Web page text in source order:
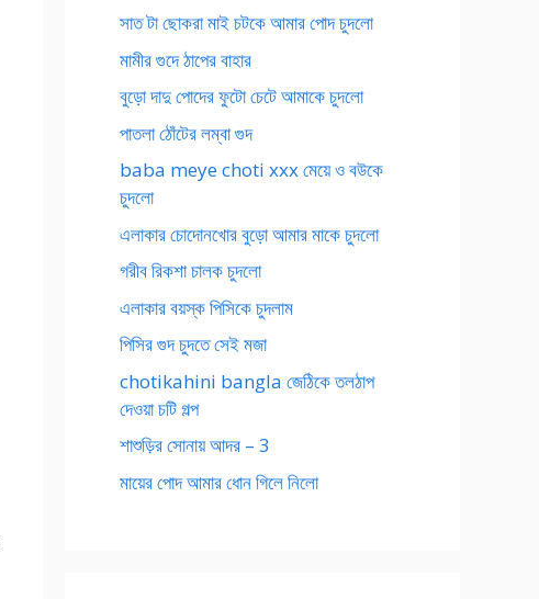
সাত টা ছোকরা মাই চটকে আমার পোদ চুদলো
মামীর গুদে ঠাপের বাহার
বুড়ো দাদু পোদের ফুটো চেটে আমাকে চুদলো
পাতলা ঠোঁটের লম্বা গুদ
baba meye choti xxx মেয়ে ও বউকে
চুদলো
এলাকার চোদোনখোর বুড়ো আমার মাকে চুদলো
গরীব রিকশা চালক চুদলো
এলাকার বয়স্ক পিসিকে চুদলাম
পিসির গুদ চুদতে সেই মজা
chotikahini bangla জেঠিকে তলঠাপ
দেওয়া চটি গল্প
শাশুড়ির সোনায় আদর – 3
মায়ের পোদ আমার ধোন গিলে নিলো